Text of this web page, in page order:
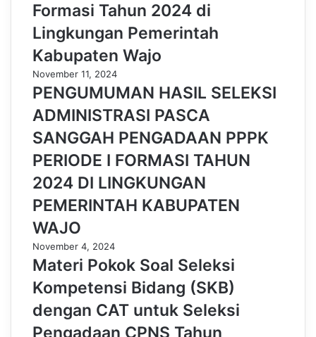
Formasi Tahun 2024 di
Lingkungan Pemerintah
Kabupaten Wajo
November 11, 2024
PENGUMUMAN HASIL SELEKSI
ADMINISTRASI PASCA
SANGGAH PENGADAAN PPPK
PERIODE I FORMASI TAHUN
2024 DI LINGKUNGAN
PEMERINTAH KABUPATEN
WAJO
November 4, 2024
Materi Pokok Soal Seleksi
Kompetensi Bidang (SKB)
dengan CAT untuk Seleksi
Pengadaan CPNS Tahun